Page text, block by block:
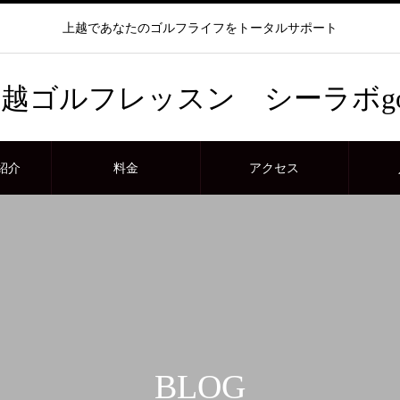
上越であなたのゴルフライフをトータルサポート
越ゴルフレッスン シーラボ
介 料金 アクセス
BLOG